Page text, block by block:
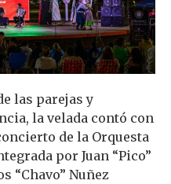
las parejas y
la velada contó con
de la Orquesta
por Juan “Pico”
“Chavo” Nuñez